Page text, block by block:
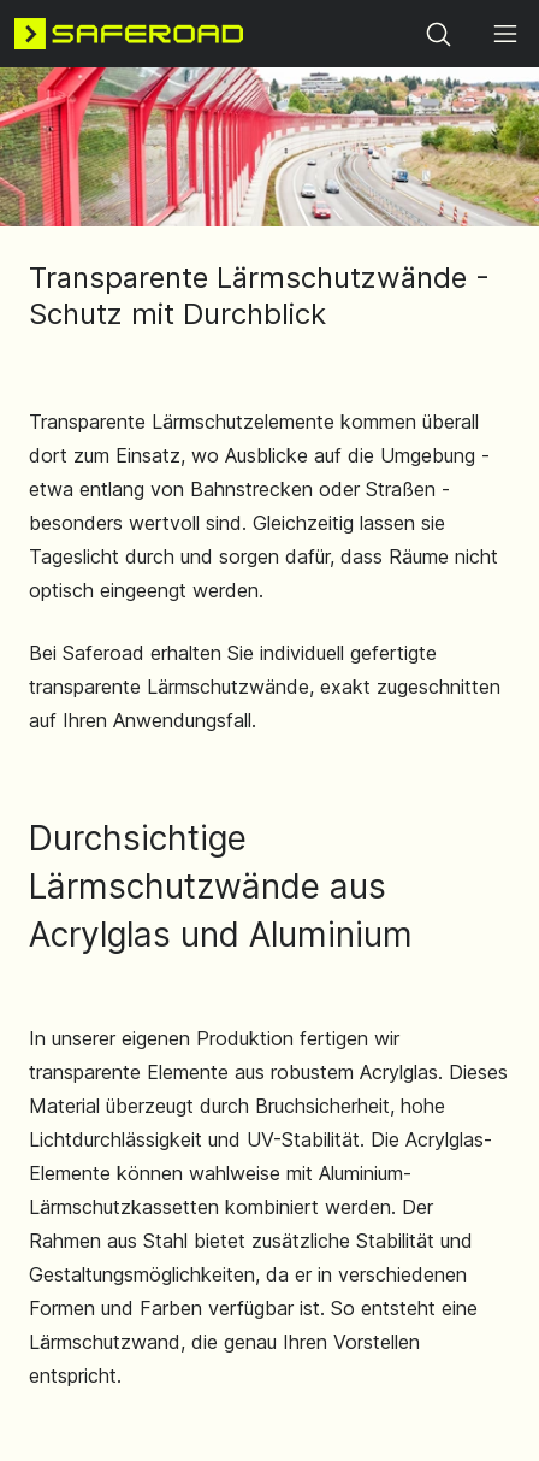
Search
Transparente Lärmschutzwände -
Schutz mit Durchblick
Transparente Lärmschutzelemente kommen überall
dort zum Einsatz, wo Ausblicke auf die Umgebung -
etwa entlang von Bahnstrecken oder Straßen -
besonders wertvoll sind. Gleichzeitig lassen sie
Tageslicht durch und sorgen dafür, dass Räume nicht
optisch eingeengt werden.
Bei Saferoad erhalten Sie individuell gefertigte
transparente Lärmschutzwände, exakt zugeschnitten
auf Ihren Anwendungsfall.
Durchsichtige
Lärmschutzwände aus
Acrylglas und Aluminium
In unserer eigenen Produktion fertigen wir
transparente Elemente aus robustem Acrylglas. Dieses
Material überzeugt durch Bruchsicherheit, hohe
Lichtdurchlässigkeit und UV-Stabilität. Die Acrylglas-
Elemente können wahlweise mit Aluminium-
Lärmschutzkassetten kombiniert werden. Der
Rahmen aus Stahl bietet zusätzliche Stabilität und
Gestaltungsmöglichkeiten, da er in verschiedenen
Formen und Farben verfügbar ist. So entsteht eine
Lärmschutzwand, die genau Ihren Vorstellen
entspricht.